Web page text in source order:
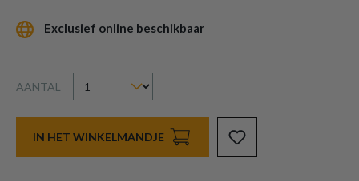
Exclusief online beschikbaar
AANTAL
IN HET WINKELMANDJE